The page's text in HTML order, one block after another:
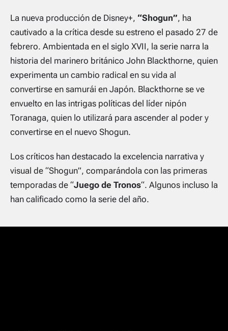
La nueva producción de Disney+, “Shogun”, ha
cautivado a la crítica desde su estreno el pasado 27 de
febrero. Ambientada en el siglo XVII, la serie narra la
historia del marinero británico John Blackthorne, quien
experimenta un cambio radical en su vida al
convertirse en samurái en Japón. Blackthorne se ve
envuelto en las intrigas políticas del líder nipón
Toranaga, quien lo utilizará para ascender al poder y
convertirse en el nuevo Shogun.
Los críticos han destacado la excelencia narrativa y
visual de “Shogun”, comparándola con las primeras
temporadas de “Juego de Tronos“. Algunos incluso la
han calificado como la serie del año.